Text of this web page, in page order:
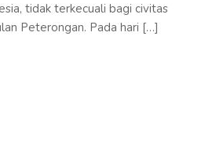
tidak terkecuali bagi civitas
Peterongan. Pada hari […]